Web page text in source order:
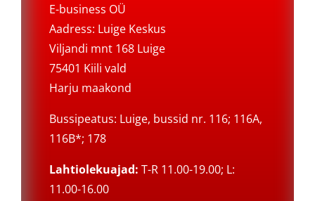
E-business OÜ
Aadress: Luige Keskus
Viljandi mnt 168 Luige
75401 Kiili vald
Harju maakond
Bussipeatus: Luige, bussid nr. 116; 116A,
116B*; 178
Lahtiolekuajad: T-R 11.00-19.00; L:
11.00-16.00